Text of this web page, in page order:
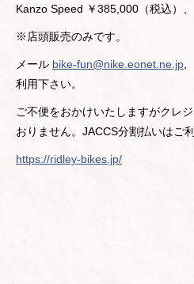
Kanzo Speed ￥385,000（税込）
※店頭販売のみです。
メール bike-fun@nike.eonet.ne.jp,
利用下さい。
ご不便をおかけいたしますがクレ
おりません。JACCS分割払いはご
https://ridley-bikes.jp/